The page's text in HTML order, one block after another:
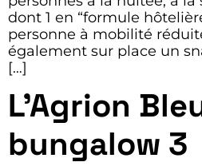
dont 1 en “formule
personne à mobilité
également sur place un
[…]
L’Agrion
bungalow 3